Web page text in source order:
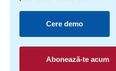
Cere demo
Abonează-te acum